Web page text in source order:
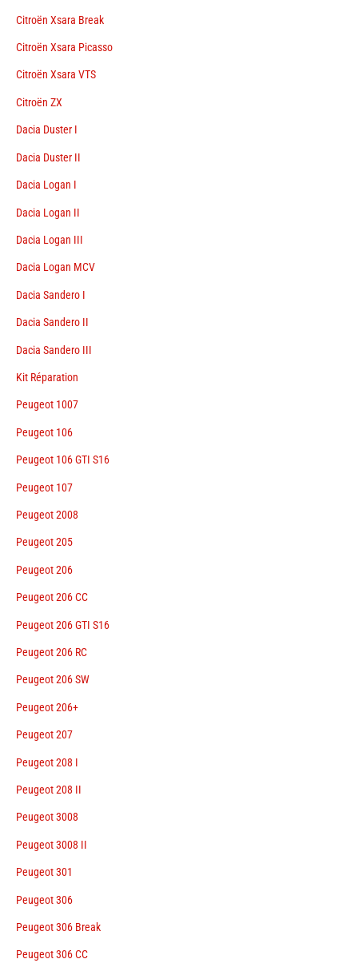
Citroën Xsara Break
Citroën Xsara Picasso
Citroën Xsara VTS
Citroën ZX
Dacia Duster I
Dacia Duster II
Dacia Logan I
Dacia Logan II
Dacia Logan III
Dacia Logan MCV
Dacia Sandero I
Dacia Sandero II
Dacia Sandero III
Kit Réparation
Peugeot 1007
Peugeot 106
Peugeot 106 GTI S16
Peugeot 107
Peugeot 2008
Peugeot 205
Peugeot 206
Peugeot 206 CC
Peugeot 206 GTI S16
Peugeot 206 RC
Peugeot 206 SW
Peugeot 206+
Peugeot 207
Peugeot 208 I
Peugeot 208 II
Peugeot 3008
Peugeot 3008 II
Peugeot 301
Peugeot 306
Peugeot 306 Break
Peugeot 306 CC